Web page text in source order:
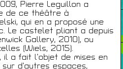
Pierre Leguillon a
de ce théâtre à
qui en a proposé une
Le castelet pliant a depuis
Gallery, 2010), ou
(Wiels, 2015).
a fait l’objet de mises en
d’autres espaces,